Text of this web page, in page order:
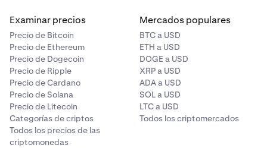
Examinar precios
Precio de Bitcoin
Precio de Ethereum
Precio de Dogecoin
Precio de Ripple
Precio de Cardano
Precio de Solana
Precio de Litecoin
Categorías de criptos
Todos los precios de las
criptomonedas
Mercados populares
BTC a USD
ETH a USD
DOGE a USD
XRP a USD
ADA a USD
SOL a USD
LTC a USD
Todos los criptomercados